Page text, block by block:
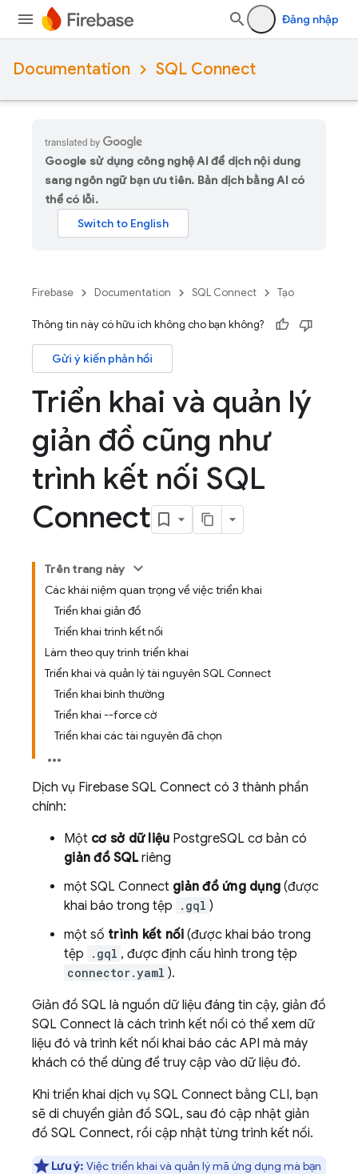
Đăng nhập
Documentation SQL Connect
Google sử dụng công nghệ AI để dịch nội dung
sang ngôn ngữ bạn ưu tiên. Bản dịch bằng AI có
thể có lỗi.
Firebase Documentation SQL Connect Tạo
Thông tin này có hữu ích không cho bạn không?
Gửi ý kiến phản hồi
Triển khai và quản lý
giản đồ cũng như
trình kết nối SQL
Connect
Trên trang này
Các khái niệm quan trọng về việc triển khai
Triển khai giản đồ
Triển khai trình kết nối
Làm theo quy trình triển khai
Triển khai và quản lý tài nguyên SQL Connect
Triển khai bình thường
Triển khai --force cờ
Triển khai các tài nguyên đã chọn
Dịch vụ Firebase SQL Connect có 3 thành phần
chính:
Một cơ sở dữ liệu PostgreSQL cơ bản có
giản đồ SQLriêng
một SQL Connect giản đồ ứng dụng (được
khai báo trong tệp
.gql )
một số trình kết nối (được khai báo trong
tệp
.gql , được định cấu hình trong tệp
connector.yaml ).
Giản đồ SQL là nguồn dữ liệu đáng tin cậy, giản đồ
SQL Connect là cách trình kết nối có thể xem dữ
liệu đó và trình kết nối khai báo các API mà máy
khách có thể dùng để truy cập vào dữ liệu đó.
Khi triển khai dịch vụ SQL Connect bằng CLI, bạn
sẽ di chuyển giản đồ SQL, sau đó cập nhật giản
đồ SQL Connect, rồi cập nhật từng trình kết nối.
Lưu ý: Việc triển khai và quản lý mã ứng dụng mà bạn